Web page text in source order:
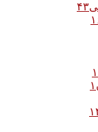
۴۳
۱
۱